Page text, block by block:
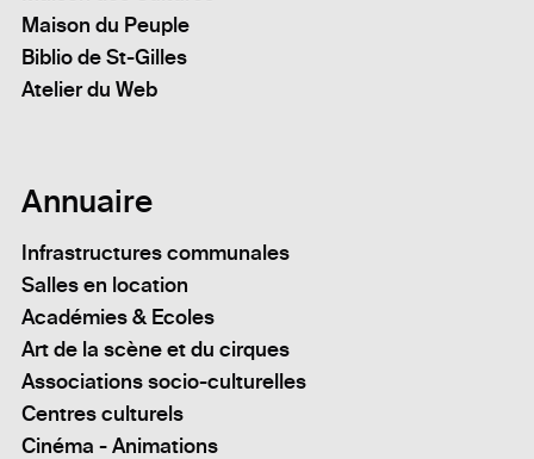
Maison du Peuple
Biblio de St-Gilles
Atelier du Web
Annuaire
Infrastructures communales
Salles en location
Académies & Ecoles
Art de la scène et du cirques
Associations socio-culturelles
Centres culturels
Cinéma - Animations